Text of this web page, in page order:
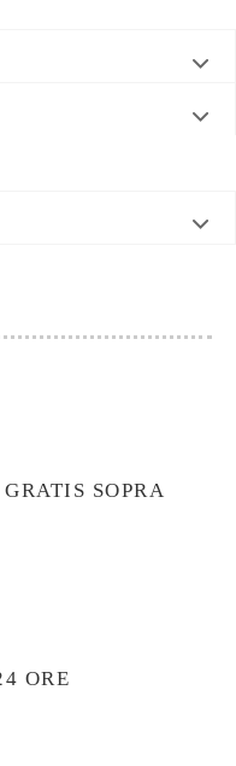
SOPRA
ORE